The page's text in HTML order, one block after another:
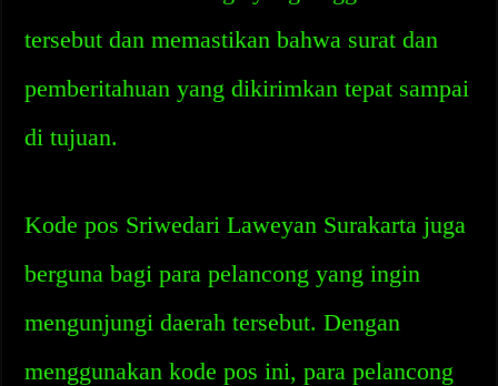
tersebut dan memastikan bahwa surat dan
pemberitahuan yang dikirimkan tepat sampai
di tujuan.
Kode pos Sriwedari Laweyan Surakarta juga
berguna bagi para pelancong yang ingin
mengunjungi daerah tersebut. Dengan
menggunakan kode pos ini, para pelancong